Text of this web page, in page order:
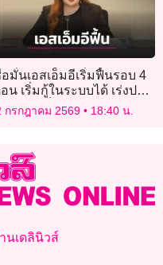
อมั่นเอสเอ็มอีเริ่มฟื้นรอบ 4
อน เริ่มกู้ในระบบได้ เร่งปรับ
ามเอสเอ็มอีใหม่
กรกฎาคม 2569 18:40 น.
นเดลินิวส์